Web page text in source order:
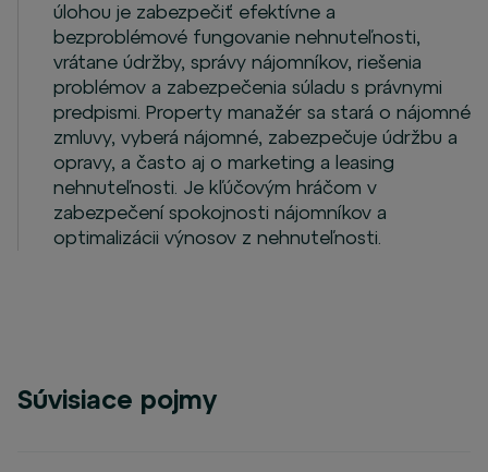
úlohou je zabezpečiť efektívne a
bezproblémové fungovanie nehnuteľnosti,
vrátane údržby, správy nájomníkov, riešenia
problémov a zabezpečenia súladu s právnymi
predpismi. Property manažér sa stará o nájomné
zmluvy, vyberá nájomné, zabezpečuje údržbu a
opravy, a často aj o marketing a leasing
nehnuteľnosti. Je kľúčovým hráčom v
zabezpečení spokojnosti nájomníkov a
optimalizácii výnosov z nehnuteľnosti.
Súvisiace pojmy